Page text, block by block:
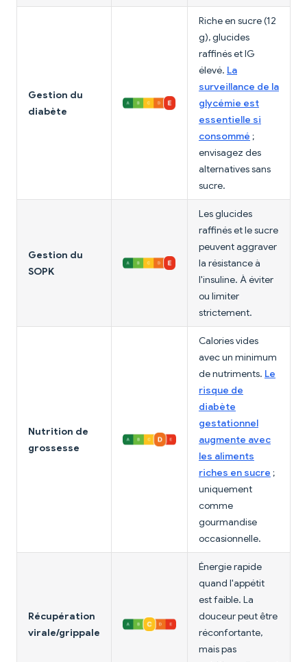
Gestion du
diabète
Riche en sucre (12
g), glucides
raffinés et IG
élevé. La
surveillance de la
glycémie est
essentielle si
consommé ;
envisagez des
alternatives sans
sucre.
Gestion du
SOPK
Les glucides
raffinés et le sucre
peuvent aggraver
la résistance à
l'insuline. À éviter
ou limiter
strictement.
Nutrition de
grossesse
Calories vides
avec un minimum
de nutriments. Le
risque de
diabète
gestationnel
augmente avec
les aliments
riches en sucre ;
uniquement
comme
gourmandise
occasionnelle.
Récupération
virale/grippale
Énergie rapide
quand l'appétit
est faible. La
douceur peut être
réconfortante,
mais pas